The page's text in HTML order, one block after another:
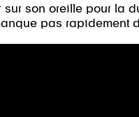
son oreille pour la
pas rapidement